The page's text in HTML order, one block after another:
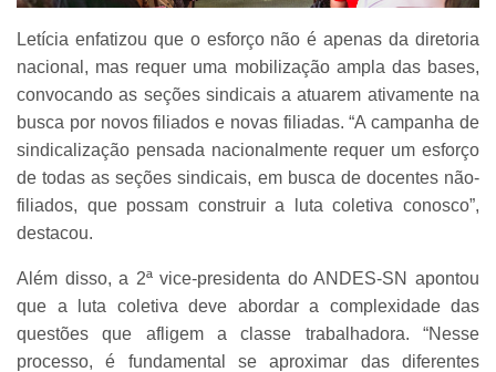
Letícia enfatizou que o esforço não é apenas da diretoria
nacional, mas requer uma mobilização ampla das bases,
convocando as seções sindicais a atuarem ativamente na
busca por novos filiados e novas filiadas. “A campanha de
sindicalização pensada nacionalmente requer um esforço
de todas as seções sindicais, em busca de docentes não-
filiados, que possam construir a luta coletiva conosco”,
destacou.
Além disso, a 2ª vice-presidenta do ANDES-SN apontou
que a luta coletiva deve abordar a complexidade das
questões que afligem a classe trabalhadora. “Nesse
processo, é fundamental se aproximar das diferentes